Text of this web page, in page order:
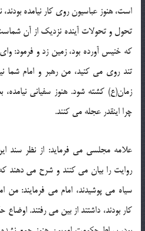
است، هنوز عباسیون روی کار نیامده
تحول و تحولات آینده نزدیک از آن
که خنیس آورده بود، زمین زد و فرمود:
تند روی می کنید، من رهبر و امام شما
زمان(ع) کشته شود. هنوز سفیانی
چرا اینقدر عجله می کنند.
علامه مجلسی می فرماید: از نظر سند
روایت را بیان می کنند و شرح می دهند
سیاه می پوشیدند، امام می فرمایند: من
کار بودند، داشتند از بین می رفتند.